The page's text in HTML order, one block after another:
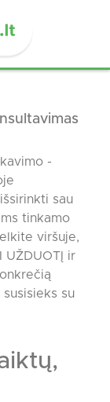
-
sau
tinkamo
viršuje,
UŽDUOTĮ ir
su